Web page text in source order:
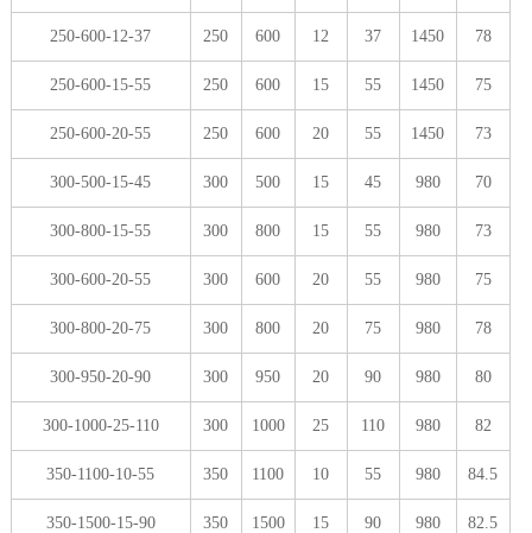
250-600-12-37 250 600 12 37 1450 78
250-600-15-55 250 600 15 55 1450 75
250-600-20-55 250 600 20 55 1450 73
300-500-15-45 300 500 15 45 980 70
300-800-15-55 300 800 15 55 980 73
300-600-20-55 300 600 20 55 980 75
300-800-20-75 300 800 20 75 980 78
300-950-20-90 300 950 20 90 980 80
300-1000-25-110 300 1000 25 110 980 82
350-1100-10-55 350 1100 10 55 980 84.5
350-1500-15-90 350 1500 15 90 980 82.5